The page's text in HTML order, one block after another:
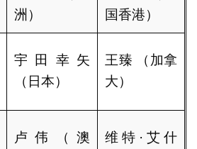
洲）
国香港）
宇田幸矢
（日本）
王臻 （加拿
大）
卢伟（澳
维特·艾什